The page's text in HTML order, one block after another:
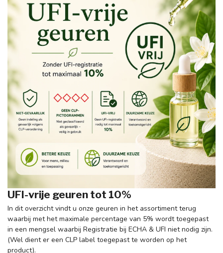
UFI-vrije geuren tot 10%
In dit overzicht vindt u onze geuren in het assortiment terug
waarbij met het maximale percentage van 5% wordt toegepast
in een mengsel waarbij Registratie bij ECHA & UFI niet nodig zijn.
(Wel dient er een CLP label toegepast te worden op het
product).